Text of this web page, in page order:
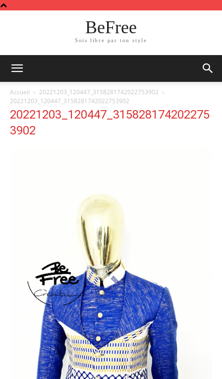
BeFree
Sois libre par ton style
Accueil
20221203_120447_3158281742022753902
20221203_120447_3158281742022753902
20221203_120447_315828174202275
3902